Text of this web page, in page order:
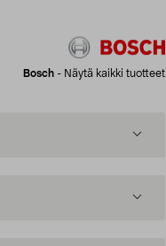
Bosch - Näytä kaikki tuotteet